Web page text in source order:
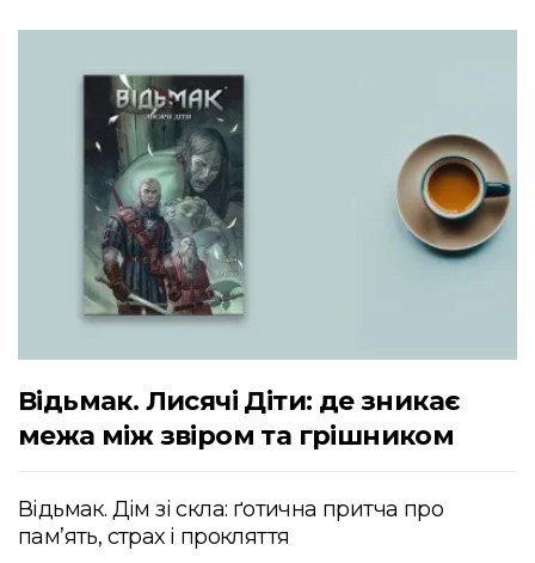
Відьмак. Лисячі Діти: де зникає
межа між звіром та грішником
Відьмак. Дім зі скла: ґотична притча про
пам’ять, страх і прокляття